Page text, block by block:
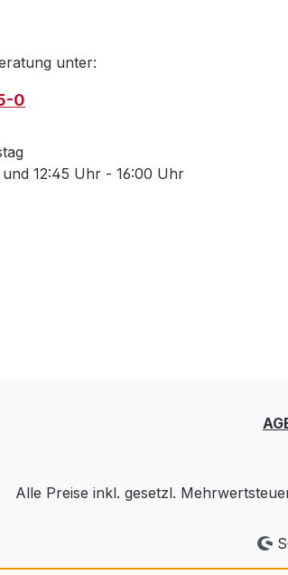
unter:
0
12:45 Uhr - 16:00 Uhr
Alle Preise inkl. gesetzl.